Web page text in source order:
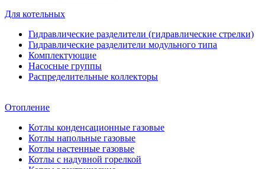
Для котельных
Гидравлические разделители (гидравлические стрелки)
Гидравлические разделители модульного типа
Комплектующие
Насосные группы
Распределительные коллекторы
Отопление
Котлы конденсационные газовые
Котлы напольные газовые
Котлы настенные газовые
Котлы с надувной горелкой